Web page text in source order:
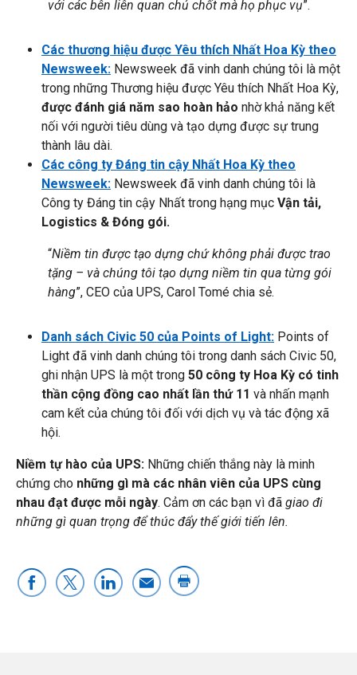
với các bên liên quan chủ chốt mà họ phục vụ”.
Các thương hiệu được Yêu thích Nhất Hoa Kỳ theo
Newsweek: Newsweek đã vinh danh chúng tôi là một
trong những Thương hiệu được Yêu thích Nhất Hoa Kỳ,
được đánh giá năm sao hoàn hảo nhờ khả năng kết
nối với người tiêu dùng và tạo dựng được sự trung
thành lâu dài.
Các công ty Đáng tin cậy Nhất Hoa Kỳ theo
Newsweek: Newsweek đã vinh danh chúng tôi là
Công ty Đáng tin cậy Nhất trong hạng mục Vận tải,
Logistics & Đóng gói.
“Niềm tin được tạo dựng chứ không phải được trao
tặng – và chúng tôi tạo dựng niềm tin qua từng gói
hàng”, CEO của UPS, Carol Tomé chia sẻ.
Danh sách Civic 50 của Points of Light: Points of
Light đã vinh danh chúng tôi trong danh sách Civic 50,
ghi nhận UPS là một trong 50 công ty Hoa Kỳ có tinh
thần cộng đồng cao nhất lần thứ 11 và nhấn mạnh
cam kết của chúng tôi đối với dịch vụ và tác động xã
hội.
Niềm tự hào của UPS: Những chiến thắng này là minh
chứng cho những gì mà các nhân viên của UPS cùng
nhau đạt được mỗi ngày. Cảm ơn các bạn vì đã giao đi
những gì quan trọng để thúc đẩy thế giới tiến lên.